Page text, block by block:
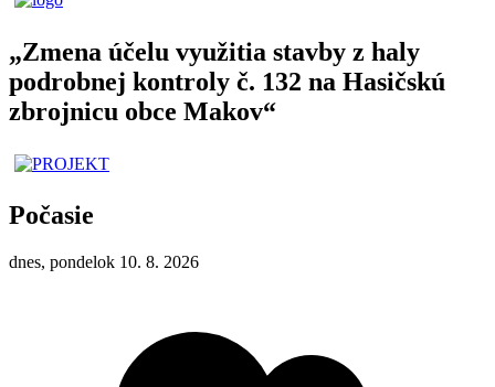
„Zmena účelu využitia stavby z haly
podrobnej kontroly č. 132 na Hasičskú
zbrojnicu obce Makov“
Počasie
dnes, pondelok 10. 8. 2026